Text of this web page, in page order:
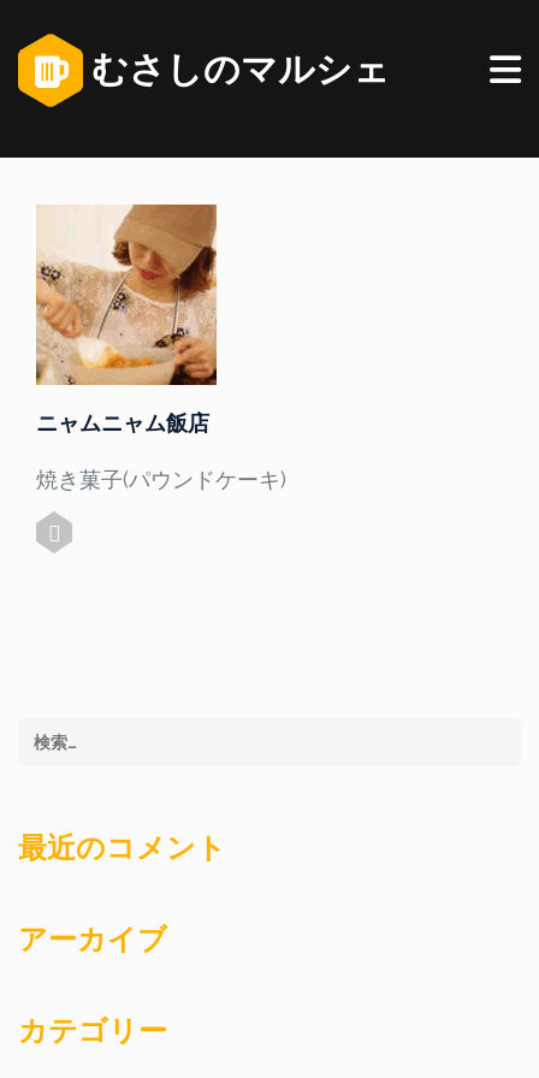
むさしのマルシェ
ニャムニャム飯店
焼き菓子(パウンドケーキ)
最近のコメント
アーカイブ
カテゴリー